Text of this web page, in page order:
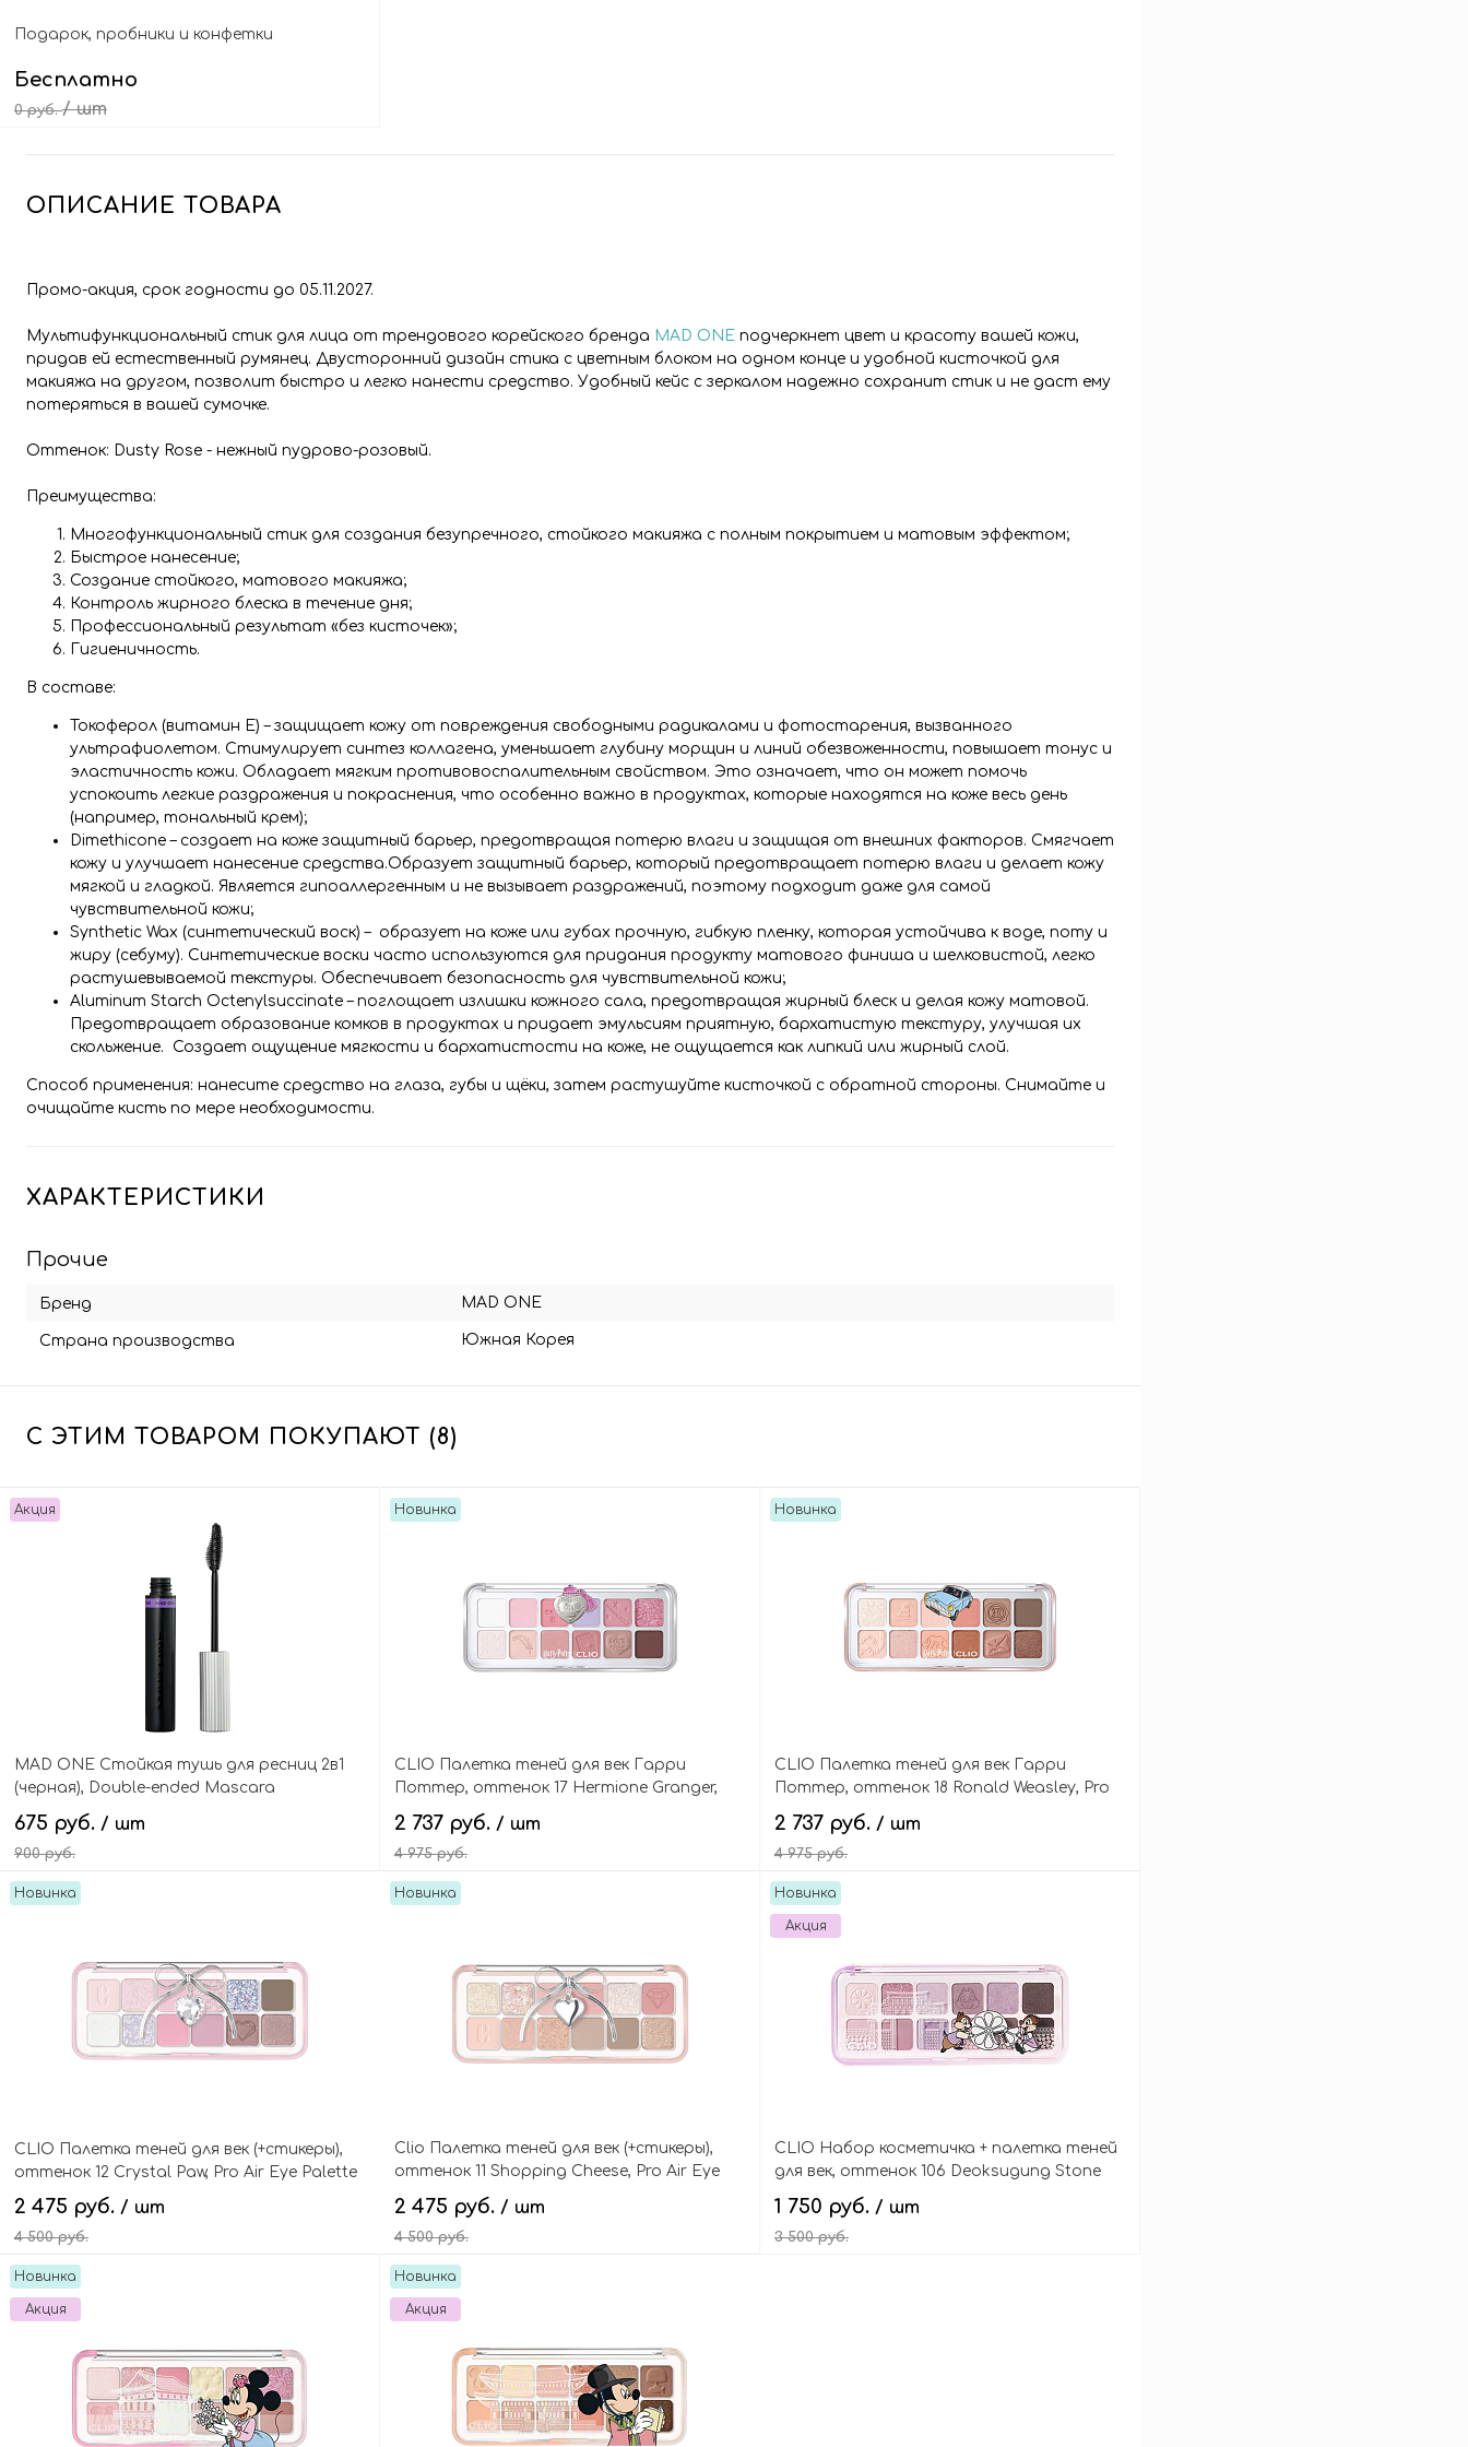
Подарок, пробники и конфетки
Бесплатно
0 руб./ шт
ОПИСАНИЕ ТОВАРА
Промо-акция, срок годности до 05.11.2027.
Мультифункциональный стик для лица от трендового корейского бренда MAD ONE подчеркнет цвет и красоту вашей кожи,
придав ей естественный румянец. Двусторонний дизайн стика с цветным блоком на одном конце и удобной кисточкой для
макияжа на другом, позволит быстро и легко нанести средство. Удобный кейс с зеркалом надежно сохранит стик и не даст ему
потеряться в вашей сумочке.
Оттенок: Dusty Rose - нежный пудрово-розовый.
Преимущества:
Многофункциональный стик для создания безупречного, стойкого макияжа с полным покрытием и матовым эффектом;
Быстрое нанесение;
Создание стойкого, матового макияжа;
Контроль жирного блеска в течение дня;
Профессиональный результат «без кисточек»;
Гигиеничность.
В составе:
Токоферол (витамин Е) – защищает кожу от повреждения свободными радикалами и фотостарения, вызванного
ультрафиолетом. Стимулирует синтез коллагена, уменьшает глубину морщин и линий обезвоженности, повышает тонус и
эластичность кожи. Обладает мягким противовоспалительным свойством. Это означает, что он может помочь
успокоить легкие раздражения и покраснения, что особенно важно в продуктах, которые находятся на коже весь день
(например, тональный крем);
Dimethicone – создает на коже защитный барьер, предотвращая потерю влаги и защищая от внешних факторов. Смягчает
кожу и улучшает нанесение средства.Образует защитный барьер, который предотвращает потерю влаги и делает кожу
мягкой и гладкой. Является гипоаллергенным и не вызывает раздражений, поэтому подходит даже для самой
чувствительной кожи;
Synthetic Wax (синтетический воск) – образует на коже или губах прочную, гибкую пленку, которая устойчива к воде, поту и
жиру (себуму). Синтетические воски часто используются для придания продукту матового финиша и шелковистой, легко
растушевываемой текстуры. Обеспечивает безопасность для чувствительной кожи;
Aluminum Starch Octenylsuccinate – поглощает излишки кожного сала, предотвращая жирный блеск и делая кожу матовой.
Предотвращает образование комков в продуктах и придает эмульсиям приятную, бархатистую текстуру, улучшая их
скольжение. Создает ощущение мягкости и бархатистости на коже, не ощущается как липкий или жирный слой.
Способ применения: нанесите средство на глаза, губы и щёки, затем растушуйте кисточкой с обратной стороны. Снимайте и
очищайте кисть по мере необходимости.
ХАРАКТЕРИСТИКИ
Прочие
Бренд MAD ONE
Страна производства Южная Корея
С ЭТИМ ТОВАРОМ ПОКУПАЮТ (8)
Акция
MAD ONE Стойкая тушь для ресниц 2в1
(черная), Double-ended Mascara
Long&Curl
675 руб. / шт
900 руб.
Новинка
CLIO Палетка теней для век Гарри
Поттер, оттенок 17 Hermione Granger,
Pro Air Eye Palette
2 737 руб. / шт
4 975 руб.
Новинка
CLIO Палетка теней для век Гарри
Поттер, оттенок 18 Ronald Weasley, Pro
Air Eye Palette
2 737 руб. / шт
4 975 руб.
Новинка
СLIO Палетка теней для век (+стикеры),
оттенок 12 Crystal Paw, Pro Air Eye Palette
2 475 руб. / шт
4 500 руб.
Новинка
Clio Палетка теней для век (+стикеры),
оттенок 11 Shopping Cheese, Pro Air Eye
Palette
2 475 руб. / шт
4 500 руб.
Новинка
Акция
CLIO Набор косметичка + палетка теней
для век, оттенок 106 Deoksugung Stone
Wall Road, Disney Mickey In Seoul Pro Eye
Palette Air
1 750 руб. / шт
3 500 руб.
Новинка
Акция
Новинка
Акция